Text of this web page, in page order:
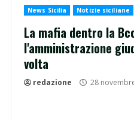
News Sicilia Notizie siciliane
La mafia dentro la
l'amministrazione
volta
redazione 28